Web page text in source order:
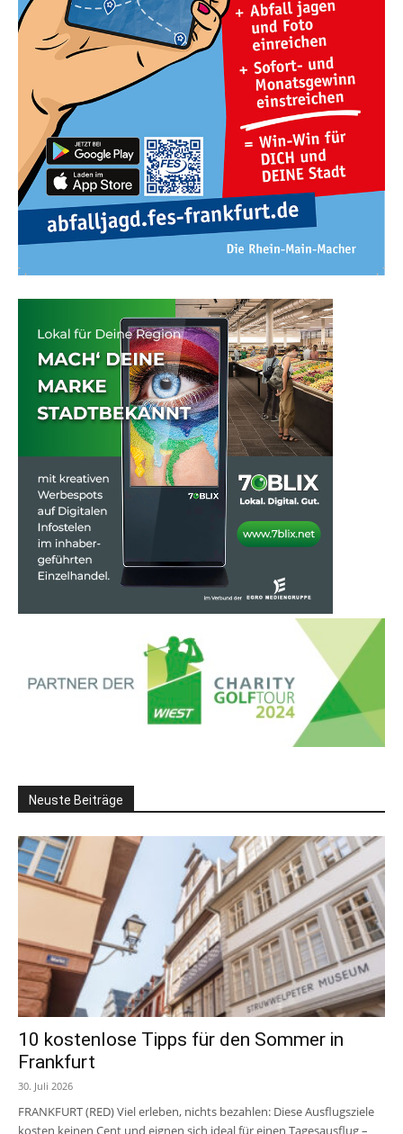
Neuste Beiträge
10 kostenlose Tipps für den Sommer in
Frankfurt
30. Juli 2026
FRANKFURT (RED) Viel erleben, nichts bezahlen: Diese Ausflugsziele
kosten keinen Cent und eignen sich ideal für einen Tagesausflug –